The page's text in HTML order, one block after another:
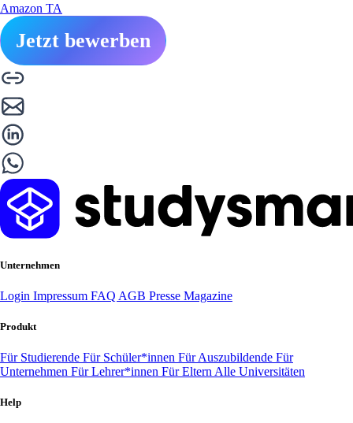
Amazon TA
Jetzt bewerben
Unternehmen
Login Impressum FAQ AGB Presse Magazine
Produkt
Für Studierende Für Schüler*innen Für Auszubildende Für
Unternehmen Für Lehrer*innen Für Eltern Alle Universitäten
Help